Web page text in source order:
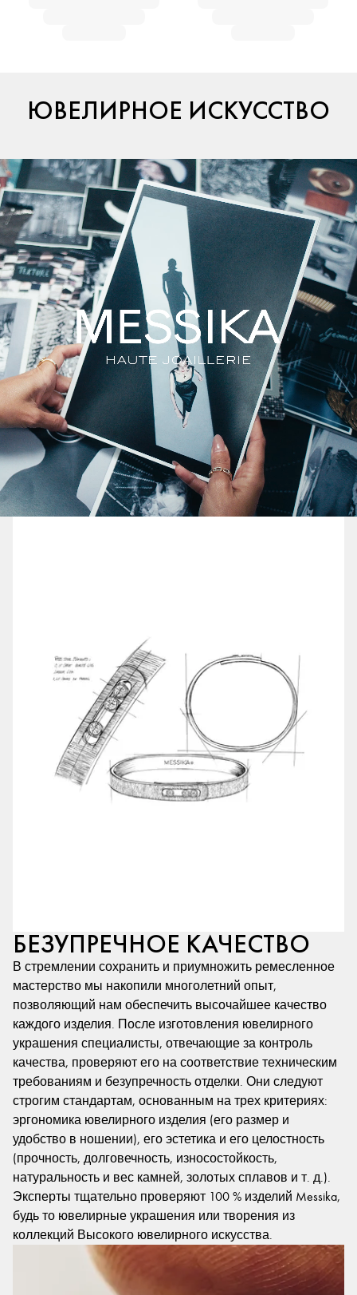
ЮВЕЛИРНОЕ ИСКУССТВО
БЕЗУПРЕЧНОЕ КАЧЕСТВО
В стремлении сохранить и приумножить ремесленное
мастерство мы накопили многолетний опыт,
позволяющий нам обеспечить высочайшее качество
каждого изделия. После изготовления ювелирного
украшения специалисты, отвечающие за контроль
качества, проверяют его на соответствие техническим
требованиям и безупречность отделки. Они следуют
строгим стандартам, основанным на трех критериях:
эргономика ювелирного изделия (его размер и
удобство в ношении), его эстетика и его целостность
(прочность, долговечность, износостойкость,
натуральность и вес камней, золотых сплавов и т. д.).
Эксперты тщательно проверяют 100 % изделий Messika,
будь то ювелирные украшения или творения из
коллекций Высокого ювелирного искусства.